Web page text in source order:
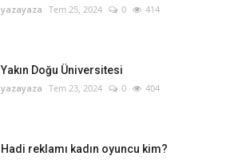
yazayaza Tem 25, 2024 0 414
Yakın Doğu Üniversitesi
yazayaza Tem 23, 2024 0 404
Hadi reklamı kadın oyuncu kim?